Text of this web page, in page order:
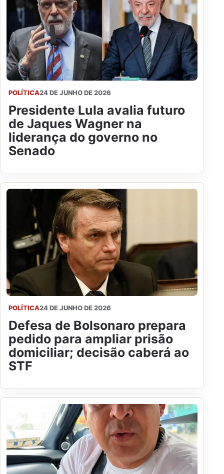
POLÍTICA24 DE JUNHO DE 2026
Presidente Lula avalia futuro
de Jaques Wagner na
liderança do governo no
Senado
POLÍTICA24 DE JUNHO DE 2026
Defesa de Bolsonaro prepara
pedido para ampliar prisão
domiciliar; decisão caberá ao
STF